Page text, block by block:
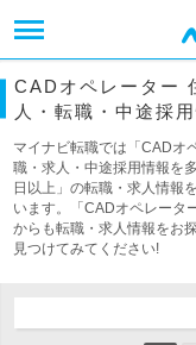
CADオペレーター
人・転職・中途採
マイナビ転職では「CADオ
職・求人・中途採用情報を
日以上」の転職・求人情報
います。「CADオペレータ
からも転職・求人情報をお
見つけてみてください!